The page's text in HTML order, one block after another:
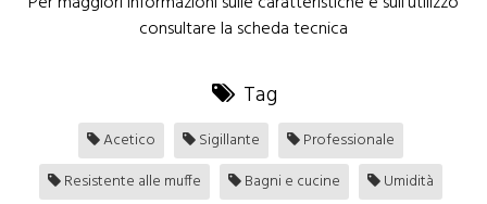
consultare la scheda tecnica
Tag
Acetico Sigillante
Professionale
Resistente alle muffe
Bagni e cucine
Umidità